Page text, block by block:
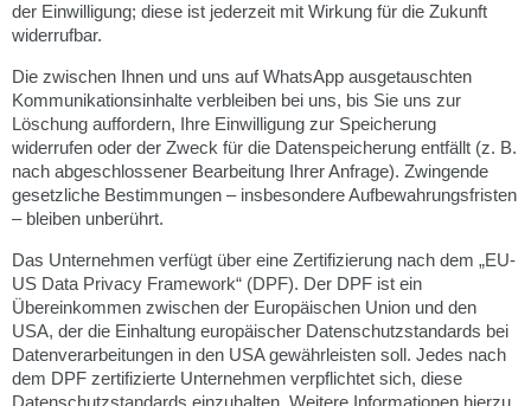
der Einwilligung; diese ist jederzeit mit Wirkung für die Zukunft
widerrufbar.
Die zwischen Ihnen und uns auf WhatsApp ausgetauschten
Kommunikationsinhalte verbleiben bei uns, bis Sie uns zur
Löschung auffordern, Ihre Einwilligung zur Speicherung
widerrufen oder der Zweck für die Datenspeicherung entfällt (z. B.
nach abgeschlossener Bearbeitung Ihrer Anfrage). Zwingende
gesetzliche Bestimmungen – insbesondere Aufbewahrungsfristen
– bleiben unberührt.
Das Unternehmen verfügt über eine Zertifizierung nach dem „EU-
US Data Privacy Framework“ (DPF). Der DPF ist ein
Übereinkommen zwischen der Europäischen Union und den
USA, der die Einhaltung europäischer Datenschutzstandards bei
Datenverarbeitungen in den USA gewährleisten soll. Jedes nach
dem DPF zertifizierte Unternehmen verpflichtet sich, diese